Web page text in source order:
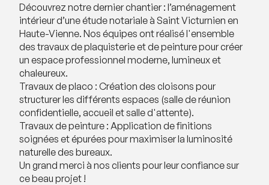
Découvrez notre dernier chantier : l’aménagement
intérieur d’une étude notariale à Saint Victurnien en
Haute-Vienne. Nos équipes ont réalisé l'ensemble
des travaux de plaquisterie et de peinture pour créer
un espace professionnel moderne, lumineux et
chaleureux.
Travaux de placo : Création des cloisons pour
structurer les différents espaces (salle de réunion
confidentielle, accueil et salle d'attente).
Travaux de peinture : Application de finitions
soignées et épurées pour maximiser la luminosité
naturelle des bureaux.
Un grand merci à nos clients pour leur confiance sur
ce beau projet !